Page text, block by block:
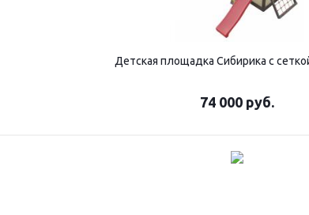
Детская площадка Сибирика с
74 000 руб.